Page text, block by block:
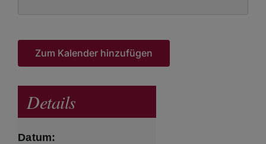
Zum Kalender hinzufügen
Details
Datum: